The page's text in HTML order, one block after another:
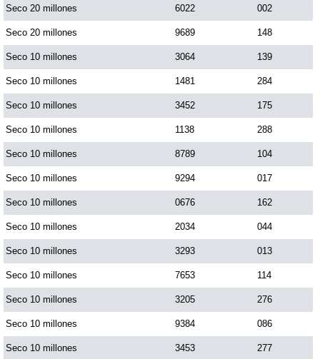
Fantástica Noche
Motilon Tarde
Motilon Noche
Paisita Día
Paisita Noche
Paisita 3
Pick 3 Día
Pick 3 Noche
Seco 20 millones 6022 002
Seco 20 millones 9689 148
Seco 10 millones 3064 139
Seco 10 millones 1481 284
Seco 10 millones 3452 175
Seco 10 millones 1138 288
Seco 10 millones 8789 104
Seco 10 millones 9294 017
Seco 10 millones 0676 162
Seco 10 millones 2034 044
Seco 10 millones 3293 013
Seco 10 millones 7653 114
Seco 10 millones 3205 276
Seco 10 millones 9384 086
Seco 10 millones 3453 277